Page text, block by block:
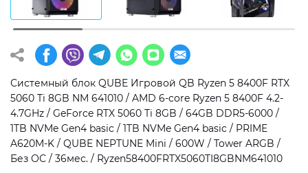
Операционная система
Windows 11 Home
Windows 11 Pro
Без ОС
Тип накопителя
SSD
HDD
SSD + HDD
Дополнительно
RGB-подсветка
Системный блок QUBE Игровой QB Ryzen 5 8400F RTX
5060 Ti 8GB NM 641010 / AMD 6-core Ryzen 5 8400F 4.2-
4.7GHz / GeForce RTX 5060 Ti 8GB / 64GB DDR5-6000 /
1TB NVMe Gen4 basic / 1TB NVMe Gen4 basic / PRIME
A620M-K / QUBE NEPTUNE Mini / 600W / Tower ARGB /
Без ОС / 36мес. / Ryzen58400FRTX5060TI8GBNM641010